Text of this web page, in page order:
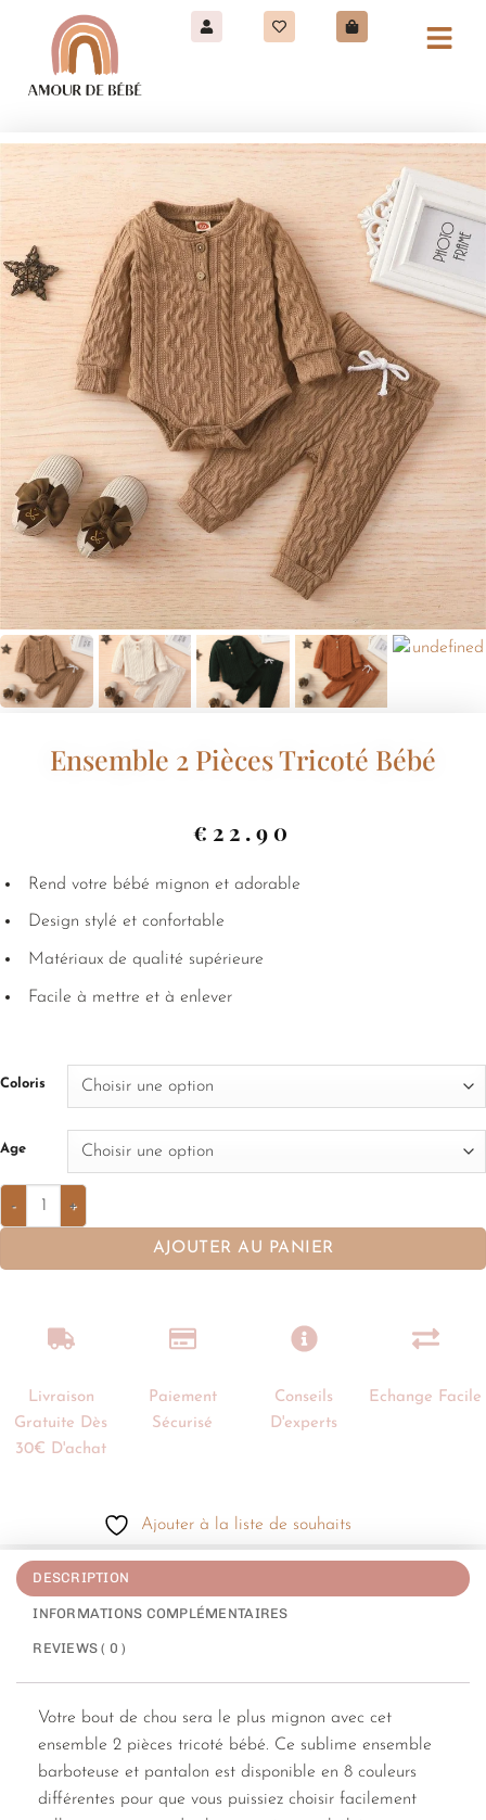
Ensemble 2 Pièces Tricoté Bébé
€ 22.90
Rend votre bébé mignon et adorable
Design stylé et confortable
Matériaux de qualité supérieure
Facile à mettre et à enlever
Coloris
Age
AJOUTER AU PANIER
Livraison
Gratuite Dès
30€ D'achat
Paiement
Sécurisé
Conseils
D'experts
Echange Facile
Ajouter à la liste de souhaits
DESCRIPTION
INFORMATIONS COMPLÉMENTAIRES
REVIEWS ( 0 )
Votre bout de chou sera le plus mignon avec cet
ensemble 2 pièces tricoté bébé. Ce sublime ensemble
barboteuse et pantalon est disponible en 8 couleurs
différentes pour que vous puissiez choisir facilement